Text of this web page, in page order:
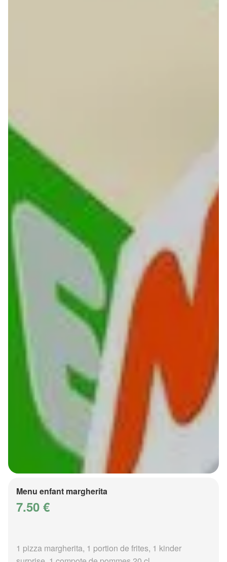
Menu enfant margherita
7.50 €
1 pizza margherita, 1 portion de frites, 1 kinder